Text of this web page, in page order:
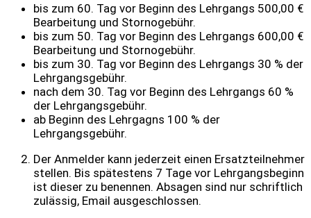
bis zum 60. Tag vor Beginn des Lehrgangs 500,00 €
Bearbeitung und Stornogebühr.
bis zum 50. Tag vor Beginn des Lehrgangs 600,00 €
Bearbeitung und Stornogebühr.
bis zum 30. Tag vor Beginn des Lehrgangs 30 % der
Lehrgangsgebühr.
nach dem 30. Tag vor Beginn des Lehrgangs 60 %
der Lehrgangsgebühr.
ab Beginn des Lehrgagns 100 % der
Lehrgangsgebühr.
Der Anmelder kann jederzeit einen Ersatzteilnehmer
stellen. Bis spätestens 7 Tage vor Lehrgangsbeginn
ist dieser zu benennen. Absagen sind nur schriftlich
zulässig, Email ausgeschlossen.